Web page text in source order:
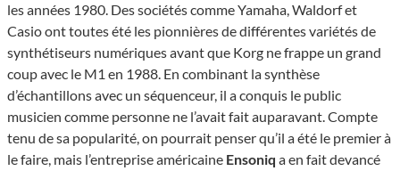
les années 1980. Des sociétés comme Yamaha, Waldorf et
Casio ont toutes été les pionnières de différentes variétés de
synthétiseurs numériques avant que Korg ne frappe un grand
coup avec le M1 en 1988. En combinant la synthèse
d’échantillons avec un séquenceur, il a conquis le public
musicien comme personne ne l’avait fait auparavant. Compte
tenu de sa popularité, on pourrait penser qu’il a été le premier à
le faire, mais l’entreprise américaine Ensoniq a en fait devancé